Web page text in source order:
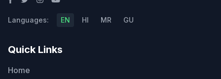
Languages: EN HI MR GU
Quick Links
Home